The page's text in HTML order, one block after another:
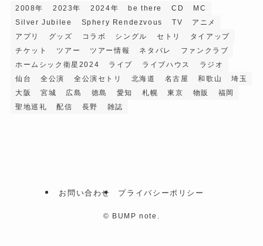
2008年 2023年 2024年 be there CD
MC
Silver Jubilee
Sphery Rendezvous TV
アニメ
アプリ
グッズ コラボ シングル セトリ
タイアップ
チケット
ツアー ツアー情報 ネタバレ
ファンクラブ
ホームシック衛星2024
ライブ ライブハウス
ラジオ
仙台
全公演 全公演セトリ 北海道 名古屋 和歌山
埼玉
大阪
宮城 広島 徳島 愛知 札幌 東京 物販
福岡
聖地巡礼
配信 長野 雑誌
お問い合わせ プライバシーポリシー
© BUMP note.